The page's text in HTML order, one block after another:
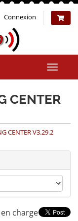
Connexion
la
CENTER
CENTER V3.29.2
charge